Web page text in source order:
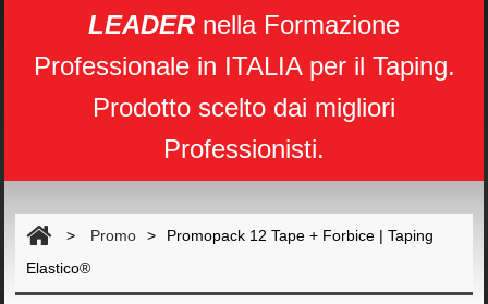
LEADERnella Formazione
Professionale in ITALIA per il Taping.
Prodotto scelto dai migliori
Professionisti.
> Promo >
Promopack 12 Tape + Forbice | Taping
Elastico®